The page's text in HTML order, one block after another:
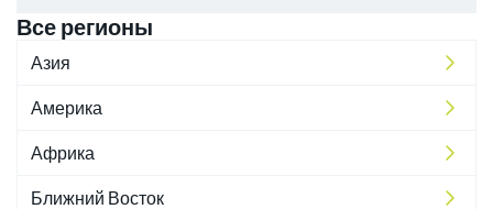
Все регионы
Азия
Америка
Африка
Ближний Восток